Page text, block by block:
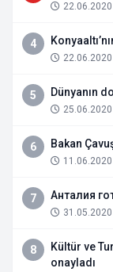
22.06.2020
4
22.06.2020
5 Dünyanın
25.06.2020
6 Bakan
11.06.2020
7 Анталия
31.05.2020
8
Kültür ve
onayladı